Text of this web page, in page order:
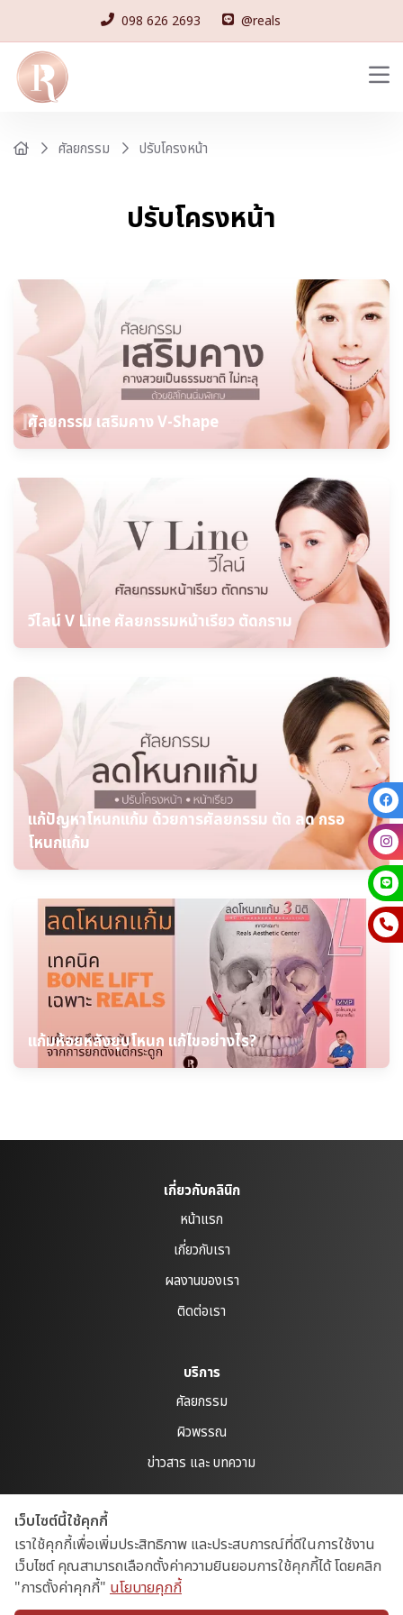
098 626 2693 @reals
ศัลยกรรม ปรับโครงหน้า
ปรับโครงหน้า
ศัลยกรรม เสริมคาง V-Shape
วีไลน์ V Line ศัลยกรรมหน้าเรียว ตัดกราม
แก้ปัญหาโหนกแก้ม ด้วยการศัลยกรรม ตัด ลด กรอ
โหนกแก้ม
แก้มห้อยหลังยุบโหนก แก้ไขอย่างไร?
เกี่ยวกับคลินิก
หน้าแรก
เกี่ยวกับเรา
ผลงานของเรา
ติดต่อเรา
บริการ
ศัลยกรรม
ผิวพรรณ
ข่าวสาร และ บทความ
Privacy Policy
Cookies Policy
เว็บไซต์นี้ใช้คุกกี้
เราใช้คุกกี้เพื่อเพิ่มประสิทธิภาพ และประสบการณ์ที่ดีในการใช้งาน
เว็บไซต์ คุณสามารถเลือกตั้งค่าความยินยอมการใช้คุกกี้ได้ โดยคลิก
"การตั้งค่าคุกกี้" นโยบายคุกกี้